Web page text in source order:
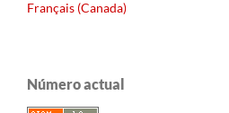
Français (Canada)
Número actual